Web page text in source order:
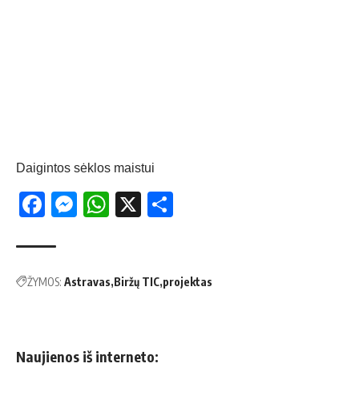
Daigintos sėklos maistui
Facebook
Messenger
WhatsApp
X
ŽYMOS: Astravas Biržų TIC projektas
Naujienos iš interneto: